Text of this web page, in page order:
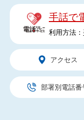
手話で
利用方法：
アクセス
部署別電話番